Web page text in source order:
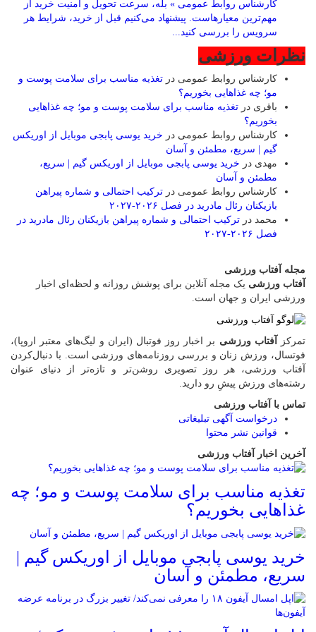
کارشناس روابط عمومی » بله، سرعت تحویل و امنیت خرید از
مهم‌ترین معیارهاست. پیشنهاد می‌کنیم قبل از خرید، شرایط هر
سرویس را بررسی کنید...
نظرات ورزشی
کارشناس روابط عمومی در تغذیه مناسب برای سلامت پوست و
مو؛ چه غذاهایی بخوریم؟
باقری در تغذیه مناسب برای سلامت پوست و مو؛ چه غذاهایی
بخوریم؟
کارشناس روابط عمومی در خرید یوسی پابجی موبایل از اوریکس
گیم | سریع، مطمئن و آسان
مهدی در خرید یوسی پابجی موبایل از اوریکس گیم | سریع،
مطمئن و آسان
کارشناس روابط عمومی در ترکیب احتمالی و شماره پیراهن
بازیکنان رئال مادرید در فصل ۲۰۲۶-۲۰۲۷
محمد در ترکیب احتمالی و شماره پیراهن بازیکنان رئال مادرید در
فصل ۲۰۲۶-۲۰۲۷
مجله آفتاب ورزشی
آفتاب ورزشی یک مجله آنلاین برای پوشش روزانه و لحظه‌ای اخبار
ورزشی ایران و جهان است.
تمرکز آفتاب ورزشی بر اخبار روز فوتبال (ایران و لیگ‌های معتبر اروپا)،
فوتسال، ورزش زنان و بررسی روزنامه‌های ورزشی است. با دنبال‌کردن
آفتاب ورزشی، هر روز تصویری روشن‌تر و تازه‌تر از دنیای عنوان
رشته‌های ورزش پیشِ رو دارید.
تماس با آفتاب ورزشی
درخواست آگهی تبلیغاتی
قوانین نشر محتوا
آخرین اخبار آفتاب ورزشی
تغذیه مناسب برای سلامت پوست و مو؛ چه
غذاهایی بخوریم؟
خرید یوسی پابجی موبایل از اوریکس گیم |
سریع، مطمئن و آسان